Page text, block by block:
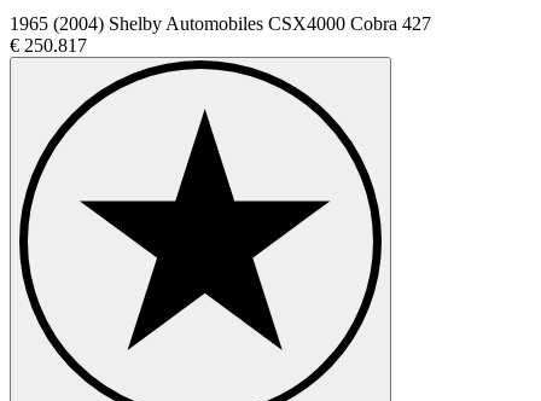
1965 (2004) Shelby Automobiles CSX4000 Cobra 427
€ 250.817